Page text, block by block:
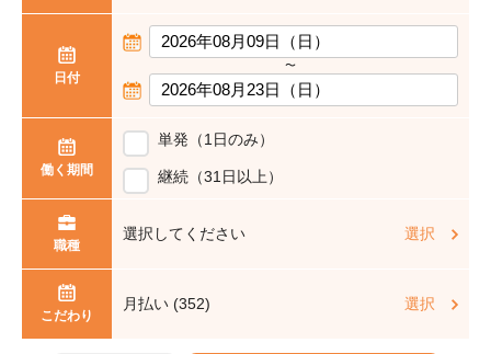
日付
〜
働く期間
単発（1日のみ）
継続（31日以上）
職種
選択してください 選択
こだわり
月払い (352) 選択